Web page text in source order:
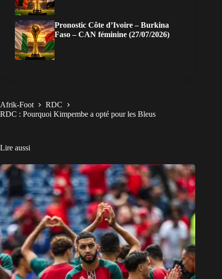
Pronostic Côte d’Ivoire – Burkina
Faso – CAN féminine (27/07/2026)
Afrik-Foot
RDC
RDC : Pourquoi Kimpembe a opté pour les Bleus
Lire aussi